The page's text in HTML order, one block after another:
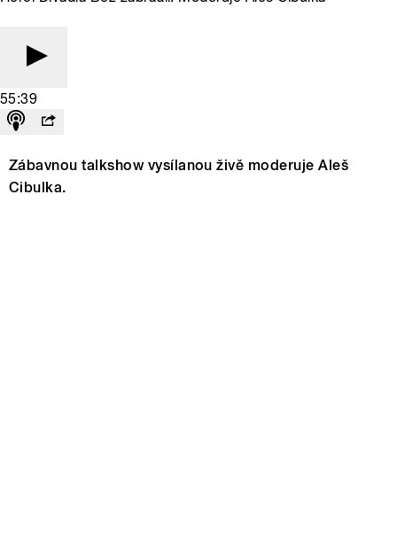
55:39
Zábavnou talkshow vysílanou živě moderuje Aleš
Cibulka.